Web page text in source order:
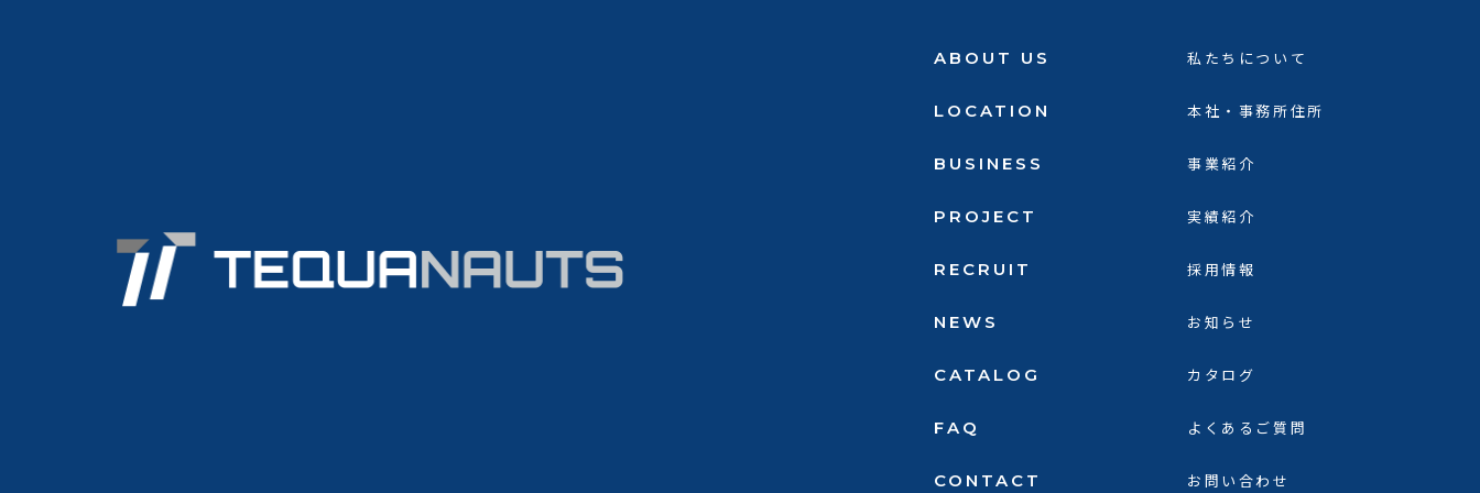
ABOUT US 私たちについて
LOCATION 本社・事務所住所
BUSINESS 事業紹介
PROJECT 実績紹介
RECRUIT 採用情報
NEWS お知らせ
CATALOG カタログ
FAQ よくあるご質問
CONTACT お問い合わせ